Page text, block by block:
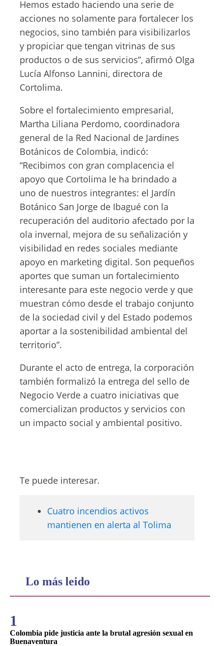
Hemos estado haciendo una serie de
acciones no solamente para fortalecer los
negocios, sino también para visibilizarlos
y propiciar que tengan vitrinas de sus
productos o de sus servicios”, afirmó Olga
Lucía Alfonso Lannini, directora de
Cortolima.
Sobre el fortalecimiento empresarial,
Martha Liliana Perdomo, coordinadora
general de la Red Nacional de Jardines
Botánicos de Colombia, indicó:
“Recibimos con gran complacencia el
apoyo que Cortolima le ha brindado a
uno de nuestros integrantes: el Jardín
Botánico San Jorge de Ibagué con la
recuperación del auditorio afectado por la
ola invernal, mejora de su señalización y
visibilidad en redes sociales mediante
apoyo en marketing digital. Son pequeños
aportes que suman un fortalecimiento
interesante para este negocio verde y que
muestran cómo desde el trabajo conjunto
de la sociedad civil y del Estado podemos
aportar a la sostenibilidad ambiental del
territorio”.
Durante el acto de entrega, la corporación
también formalizó la entrega del sello de
Negocio Verde a cuatro iniciativas que
comercializan productos y servicios con
un impacto social y ambiental positivo.
Te puede interesar.
Cuatro incendios activos
mantienen en alerta al Tolima
Lo más leido
1
Colombia pide justicia ante la brutal agresión sexual en
Buenaventura